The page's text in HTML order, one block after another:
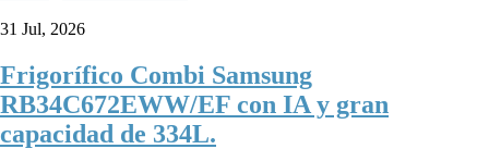
31 Jul, 2026
Frigorífico Combi Samsung
RB34C672EWW/EF con IA y gran
capacidad de 334L.